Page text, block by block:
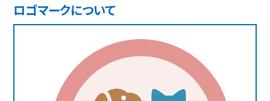
ロゴマークについて